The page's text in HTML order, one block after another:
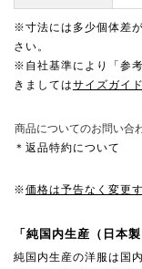
※寸法には多少個体差
さい。
※自社基準により「参
きましてはサイズガイド
商品についてのお問い合
＊返品特約について
※価格は予告なく変更
「純国内生産（日本
純国内生産の洋服は国